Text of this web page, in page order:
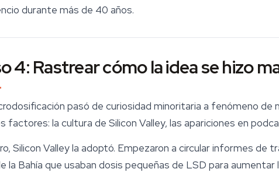
durante más de 40 años.
4: Rastrear cómo la idea se hizo
pasó de curiosidad minoritaria a fenómeno de
factores: la cultura de Silicon Valley, las apariciones en
Silicon Valley la adoptó. Empezaron a circular informes de
la Bahía que usaban dosis pequeñas de LSD para